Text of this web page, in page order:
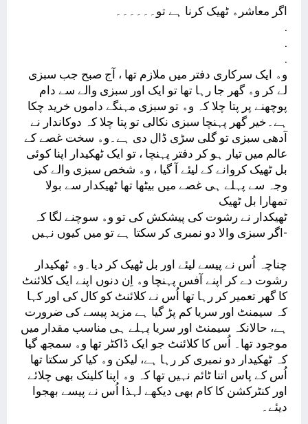
ﺍﮔﺮ ﻣﻌﺎﺷﺮﮦ ﭨﮭﯿﮏ ﮐﺮﻧﺎ ﮨﮯ ﺗﻮ۔۔۔۔۔۔
.
.
.
ﻭﮦ ﺍﯾﮏ ﺳﺮﮐﺎﺭﯼ ﺩﻓﺘﺮ ﻣﯿﮟ ﻣﻼﺯﻡ ﺗﮭﺎ ، ﺁﺝ ﺻﺒﺢ ﺟﺐ ﺳﺒﺰﯼ
ﻟﮯ ﮐﺮ ﻭﮦ ﮔﮭﺮ ﺟﺎ ﺭﮨﺎ ﺗﮭﺎ ﺗﻮ ﺍﯾﮏ ﺍﻭﺭ ﺳﺒﺰﯼ ﻭﺍﻟﮯ ﺳﮯ ﺩﺍﻡ
ﭘﻮﭼﮭﻨﮯ ﭘﺮ ﭘﺘﺎ ﭼﻼ ﮐﮧ ﻭﮦ ﺗﻮ ﺳﺒﺰﯼ ﻣﮩﻨﮕﮯ ﺩﺍﻣﻮﮞ ﺧﺮﯾﺪ چکا
ہے۔ﺧﯿﺮ ﮔﮭﺮ ﭘﮩﻨﭽﺎ ﺳﺒﺰﯼ ﻧﮑﺎﻟﯽ ﺗﻮ ﭘﺘﺎ ﭼﻼ ﮐﮧ ﺩﻭﮐﺎﻧﺪﺍﺭ ﻧﮯ
ﺁﺩﮬﯽ ﺳﺒﺰﯼ ﺗﻮ ﮔﻠﯽ ﺳﮍﯼ ﮈﺍﻝ ﺩﯼ ﮨﮯ۔ﻭﮦ ﺳﺨﺖ ﻏﺼﮯ ﮐﮯ
ﻋﺎﻟﻢ ﻣﯿﮟ ﺗﯿﺎﺭ ﮨﻮ ﮐﺮ ﺩﻓﺘﺮ ﭘﮩﻨﭽﺎ ، ﺗﻮ ﺍﯾﮏ ﭨﮭﮑﯿﺪﺍﺭ ﺍﭘﻨﺎ ﮐﻮﺋﯽ
ﺑﻞ ﭨﮭﯿﮏ ﮐﺮﻭﺍﻧﮯ ﮐﮯ ﻟﯿﺌﮯ ﺁ ﮔﯿﺎ ، ﻭﮦ ﺷﺨﺺ ﺳﺒﺰﯼ ﻭﺍﻟﮯ ﮐﯽ
ﻭﺟﮧ ﺳﮯ ﭘﮩﻠﮯ ﮨﯽ ﻏﺼﮯ ﻣﯿﮟ ﺑﯿﭩﮭﺎ ﺗﮭﺎ ﭨﮭﯿﮑﺪﺍﺭ ﺳﮯ ﺑﻮﻻ
ﺗﻤﮭﺎﺭﺍ ﺑﻞ ﭨﮭﯿﮏ
ﭨﮭﯿﮑﺪﺍﺭ ﻧﮯ ﺭﺷﻮﺕ ﮐﯽ ﭘﯿﺸﮑﺶ ﮐﯽ ﺗﻮ ﻭﮦ ﺳﻮﭼﻨﮯ ﻟﮕﺎ ﮐﮧ
ﺍﮔﺮ ﺳﺒﺰﯼ ﻭﺍﻻ ﺩﻭ ﻧﻤﺒﺮﯼ ﮐﺮ ﺳﮑﺘﺎ ﮨﮯ ﺗﻮ ﻣﯿﮟ ﮐﯿﻮﮞ ﻧﮩﯿﮟ-
ﺭﺷﻮﺕ ﺩﮮ ﮐﺮ ﺍﭘﻨﮯ ﺁﻓﺲ ﭘﮩﻨﭽﺎ ﻭﮦ ﺍِﻥ ﺩﻧﻮﮞ ﺍﭘﻨﮯ ﺍﯾﮏ ﮐﻼﺋﻨﭧ
ﮐﺎ ﮔﮭﺮ ﺗﻌﻤﯿﺮ ﮐﺮ ﺭﮨﺎ ﺗﮭﺎ ﺍُﺱ ﻧﮯ ﮐﻼﺋﻨﭧ ﮐﻮ ﮐﺎﻝ ﮐﯽ ﺍﻭﺭ ﮐﮩﺎ
ﮐﮧ ﺳﯿﻤﻨﭧ ﺍﻭﺭ ﺳﺮﯾﺎ ﮐﻢ ﭘﮍ ﮔﯿﺎ ﮨﮯ ﻣﺰﯾﺪ ﭘﯿﺴﮯ ﮐﯽ ﺿﺮﻭﺭﺕ
ﮨﮯ، ﺣﺎﻻﻧﮑﮧ ﺳﯿﻤﻨﭧ ﺍﻭﺭ ﺳﺮﯾﺎ ﭘﮩﻠﮯ ﮨﯽ ﻣﻨﺎﺳﺐ ﻣﻘﺪﺍﺭ ﻣﯿﮟ
ﻣﻮﺟﻮﺩ ﺗﮭﺎ۔ ﺍُﺱ ﮐﺎ ﮐﻼﺋﻨﭧ ﺟﻮ ﺍﯾﮏ ﮈﺍﮐﭩﺮ ﺗﮭﺎ ﻭﮦ ﺳﻤﺠﮫ ﮔﯿﺎ
ﮐﮧ ﭨﮭﮑﯿﺪﺍﺭ ﺩﻭ ﻧﻤﺒﺮﯼ ﮐﺮ ﺭﮨﺎ ﮨﮯ، ﻟﯿﮑﻦ ﻭﮦ ﮐﯿﺎ ﮐﺮ ﺳﮑﺘﺎ ﺗﮭﺎ
ﺍُﺱ ﮐﮯ ﭘﺎﺱ ﺍﺗﻨﺎ ﭨﺎﺋﻢ ﻧﮩﯿﮟ ﺗﮭﺎ ﮐﮧ ﻭﮦ ﺍﭘﻨﺎ ﮐﻠﯿﻨﮏ ﺑﮭﯽ ﭼﻼﺋﮯ
ﺍﻭﺭ ﮐﻨﭩﺮﮐﺸﻦ ﮐﺎ ﮐﺎﻡ ﺑﮭﯽ ﺩﯾﮑﮭﮯ ﻟﮩﺬﺍ ﺍُﺱ ﻧﮯ ﭘﯿﺴﮯ ﺑﮭﺠﻮﺍ
ﺩﯾﺌﮯ۔